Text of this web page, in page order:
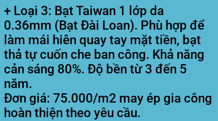
+ Loại 3: Bạt Taiwan 1 lớp da
0.36mm (Bạt Đài Loan). Phù hợp để
làm mái hiên quay tay mặt tiền, bạt
thả tự cuốn che ban công. Khả năng
cản sáng 80%. Độ bền từ 3 đến 5
năm.
Đơn giá: 75.000/m2 may ép gia công
hoàn thiện theo yêu cầu.